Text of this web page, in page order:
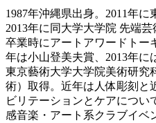
1987年沖縄県出身。2011年に
2013年に同大学大学院 先端
卒業時にアートアワードトー
年は小山登美夫賞、2013年に
東京藝術大学大学院美術研究
術）取得。近年は人体彫刻と
ビリテーションとケアについ
感音楽・アート系クラブイベ